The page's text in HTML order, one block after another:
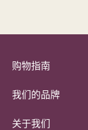
2026年6月23日
Mi+ 会员:
非Mi+ 会员:
2026年9月18日
1. 随盒赠送
店、大宅、Vibes
费）即可使用餐
3. 请于入座时出
购物指南
我们的品牌
关于我们